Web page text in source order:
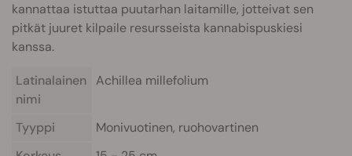
kannattaa istuttaa puutarhan laitamille, jotteivat sen
pitkät juuret kilpaile resursseista kannabispuskiesi
kanssa.
Latinalainen
nimi
Achillea millefolium
Tyyppi
Monivuotinen, ruohovartinen